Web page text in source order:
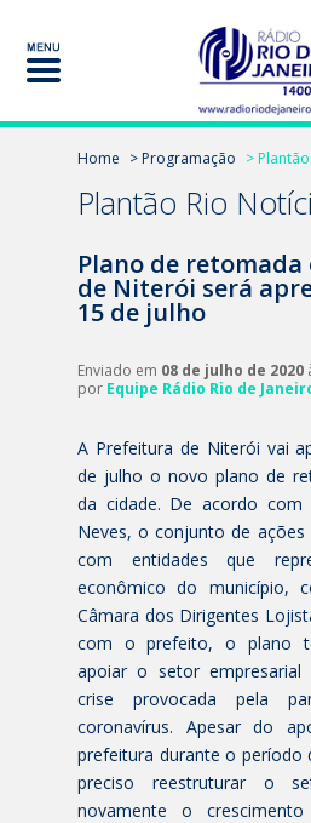
Home > Programação >
Plantão Rio
Plano de retomada
de Niterói será
15 de julho
Enviado em 08 de julho de 2020
por Equipe Rádio Rio de
A Prefeitura de Niterói vai
de julho o novo plano de
da cidade. De acordo
Neves, o conjunto de
com entidades que
econômico do município,
Câmara dos Dirigentes
com o prefeito, o plano
apoiar o setor
crise provocada pela
coronavírus. Apesar do
prefeitura durante o período
preciso reestruturar o
novamente o